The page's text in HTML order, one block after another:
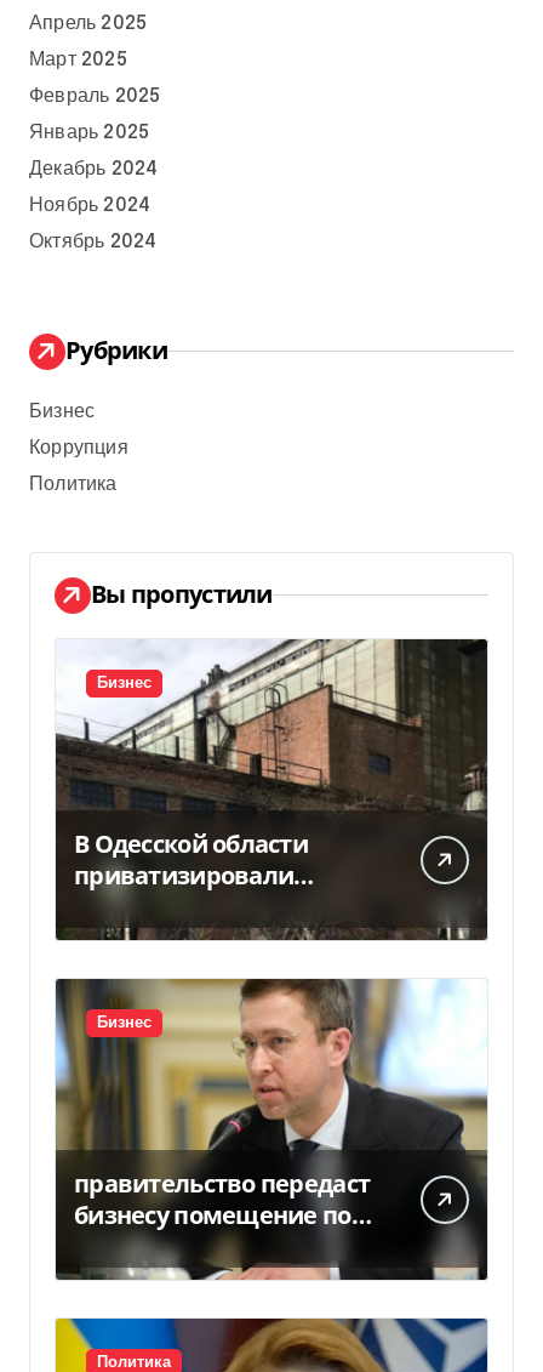
Апрель 2025
Март 2025
Февраль 2025
Январь 2025
Декабрь 2024
Ноябрь 2024
Октябрь 2024
Рубрики
Бизнес
Коррупция
Политика
Вы пропустили
Бизнес
В Одесской области
приватизировали
«Хлебную базу №77» за
5,7 млн грн
Бизнес
правительство передаст
бизнесу помещение под
склады
Политика